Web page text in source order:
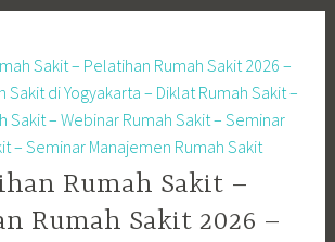
Rumah Sakit –
Rumah Sakit 2026 –